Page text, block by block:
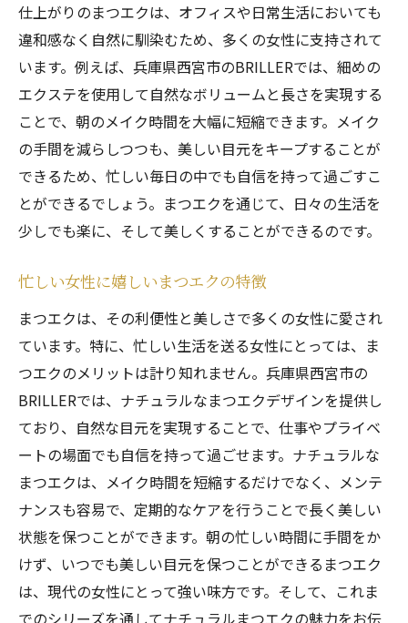
仕上がりのまつエクは、オフィスや日常生活においても
違和感なく自然に馴染むため、多くの女性に支持されて
います。例えば、兵庫県西宮市のBRILLERでは、細めの
エクステを使用して自然なボリュームと長さを実現する
ことで、朝のメイク時間を大幅に短縮できます。メイク
の手間を減らしつつも、美しい目元をキープすることが
できるため、忙しい毎日の中でも自信を持って過ごすこ
とができるでしょう。まつエクを通じて、日々の生活を
少しでも楽に、そして美しくすることができるのです。
忙しい女性に嬉しいまつエクの特徴
まつエクは、その利便性と美しさで多くの女性に愛され
ています。特に、忙しい生活を送る女性にとっては、ま
つエクのメリットは計り知れません。兵庫県西宮市の
BRILLERでは、ナチュラルなまつエクデザインを提供し
ており、自然な目元を実現することで、仕事やプライベ
ートの場面でも自信を持って過ごせます。ナチュラルな
まつエクは、メイク時間を短縮するだけでなく、メンテ
ナンスも容易で、定期的なケアを行うことで長く美しい
状態を保つことができます。朝の忙しい時間に手間をか
けず、いつでも美しい目元を保つことができるまつエク
は、現代の女性にとって強い味方です。そして、これま
でのシリーズを通してナチュラルまつエクの魅力をお伝